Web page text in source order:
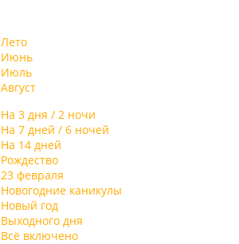
Лето
Июнь
Июль
Август
На 3 дня / 2 ночи
На 7 дней / 6 ночей
На 14 дней
Рождество
23 февраля
Новогодние каникулы
Новый год
Выходного дня
Всё включено